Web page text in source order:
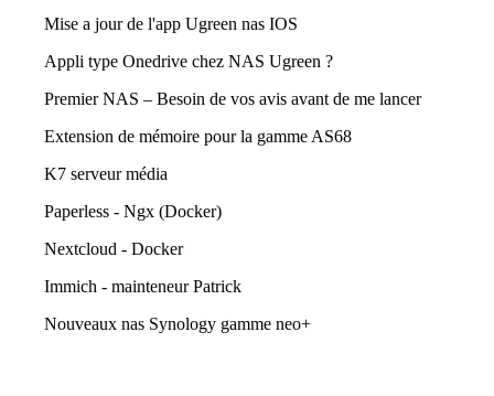
Mise a jour de l'app Ugreen nas IOS
Appli type Onedrive chez NAS Ugreen ?
Premier NAS – Besoin de vos avis avant de me lancer
Extension de mémoire pour la gamme AS68
K7 serveur média
Paperless - Ngx (Docker)
Nextcloud - Docker
Immich - mainteneur Patrick
Nouveaux nas Synology gamme neo+